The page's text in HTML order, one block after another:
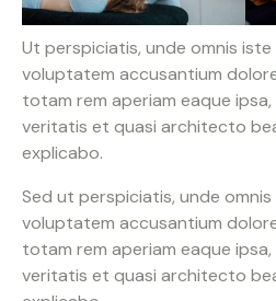
Ut perspiciatis, unde omnis
voluptatem accusantium
totam rem aperiam eaque
veritatis et quasi architecto
explicabo.
Sed ut perspiciatis, unde
voluptatem accusantium
totam rem aperiam eaque
veritatis et quasi architecto